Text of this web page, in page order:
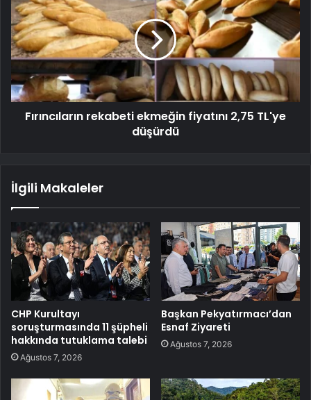
Fırıncıların rekabeti ekmeğin fiyatını 2,75 TL'ye
düşürdü
İlgili Makaleler
CHP Kurultayı
soruşturmasında 11 şüpheli
hakkında tutuklama talebi
Ağustos 7, 2026
Başkan Pekyatırmacı’dan
Esnaf Ziyareti
Ağustos 7, 2026